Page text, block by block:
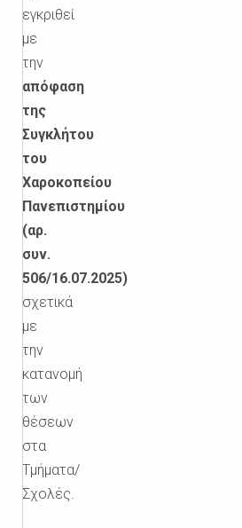
εγκριθεί
με
την
απόφαση
της
Συγκλήτου
του
Χαροκοπείου
Πανεπιστημίου
(αρ.
συν.
506/16.07.2025)
σχετικά
με
την
κατανομή
των
θέσεων
στα
Τμήματα/
Σχολές.